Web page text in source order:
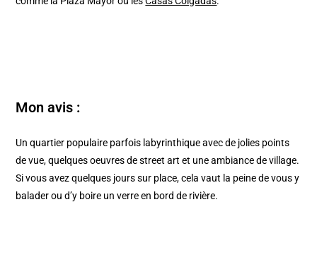
Mon avis :
Un quartier populaire parfois labyrinthique avec de jolies points
de vue, quelques oeuvres de street art et une ambiance de village.
Si vous avez quelques jours sur place, cela vaut la peine de vous y
balader ou d’y boire un verre en bord de rivière.